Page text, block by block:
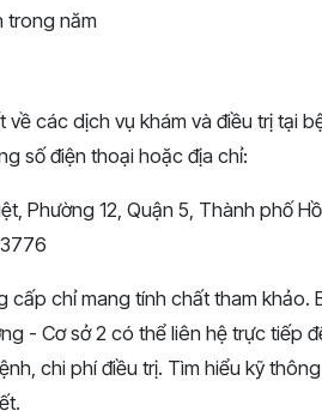
trong năm
các dịch vụ khám và điều trị tại
số điện thoại hoặc địa chỉ:
Phường 12, Quận 5, Thành phố
cấp chỉ mang tính chất tham khảo.
- Cơ sở 2 có thể liên hệ trực tiếp
chi phí điều trị. Tìm hiểu kỹ